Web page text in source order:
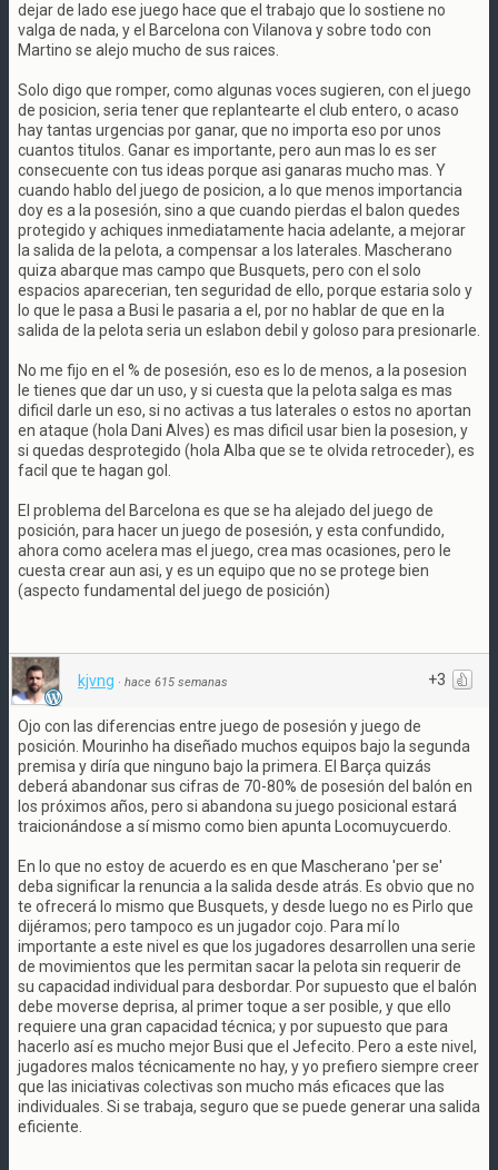
dejar de lado ese juego hace que el trabajo que lo sostiene no
valga de nada, y el Barcelona con Vilanova y sobre todo con
Martino se alejo mucho de sus raices.
Solo digo que romper, como algunas voces sugieren, con el juego
de posicion, seria tener que replantearte el club entero, o acaso
hay tantas urgencias por ganar, que no importa eso por unos
cuantos titulos. Ganar es importante, pero aun mas lo es ser
consecuente con tus ideas porque asi ganaras mucho mas. Y
cuando hablo del juego de posicion, a lo que menos importancia
doy es a la posesión, sino a que cuando pierdas el balon quedes
protegido y achiques inmediatamente hacia adelante, a mejorar
la salida de la pelota, a compensar a los laterales. Mascherano
quiza abarque mas campo que Busquets, pero con el solo
espacios aparecerian, ten seguridad de ello, porque estaria solo y
lo que le pasa a Busi le pasaria a el, por no hablar de que en la
salida de la pelota seria un eslabon debil y goloso para presionarle.
No me fijo en el % de posesión, eso es lo de menos, a la posesion
le tienes que dar un uso, y si cuesta que la pelota salga es mas
dificil darle un eso, si no activas a tus laterales o estos no aportan
en ataque (hola Dani Alves) es mas dificil usar bien la posesion, y
si quedas desprotegido (hola Alba que se te olvida retroceder), es
facil que te hagan gol.
El problema del Barcelona es que se ha alejado del juego de
posición, para hacer un juego de posesión, y esta confundido,
ahora como acelera mas el juego, crea mas ocasiones, pero le
cuesta crear aun asi, y es un equipo que no se protege bien
(aspecto fundamental del juego de posición)
+3
kjvng · hace 615 semanas
Ojo con las diferencias entre juego de posesión y juego de
posición. Mourinho ha diseñado muchos equipos bajo la segunda
premisa y diría que ninguno bajo la primera. El Barça quizás
deberá abandonar sus cifras de 70-80% de posesión del balón en
los próximos años, pero si abandona su juego posicional estará
traicionándose a sí mismo como bien apunta Locomuycuerdo.
En lo que no estoy de acuerdo es en que Mascherano 'per se'
deba significar la renuncia a la salida desde atrás. Es obvio que no
te ofrecerá lo mismo que Busquets, y desde luego no es Pirlo que
dijéramos; pero tampoco es un jugador cojo. Para mí lo
importante a este nivel es que los jugadores desarrollen una serie
de movimientos que les permitan sacar la pelota sin requerir de
su capacidad individual para desbordar. Por supuesto que el balón
debe moverse deprisa, al primer toque a ser posible, y que ello
requiere una gran capacidad técnica; y por supuesto que para
hacerlo así es mucho mejor Busi que el Jefecito. Pero a este nivel,
jugadores malos técnicamente no hay, y yo prefiero siempre creer
que las iniciativas colectivas son mucho más eficaces que las
individuales. Si se trabaja, seguro que se puede generar una salida
eficiente.